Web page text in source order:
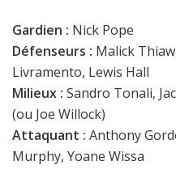
Gardien : Nick Pope
Défenseurs : Malick
Livramento, Lewis Hall
Milieux : Sandro Tonali,
(ou Joe Willock)
Attaquant : Anthony
Murphy, Yoane Wissa